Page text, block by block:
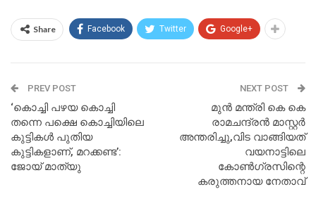
Share Facebook Twitter Google+
PREV POST
‘കൊച്ചി പഴയ കൊച്ചി
തന്നെ പക്ഷെ കൊച്ചിയിലെ
കുട്ടികള്‍ പുതിയ
കുട്ടികളാണ്, മറക്കണ്ട’:
ജോയ്​ മാത്യു
NEXT POST
മുൻ മന്ത്രി കെ കെ
രാമചന്ദ്രൻ മാസ്റ്റർ
അന്തരിച്ചു,വിട വാങ്ങിയത്
വയനാട്ടിലെ
കോൺഗ്രസിന്റെ
കരുത്തനായ നേതാവ്